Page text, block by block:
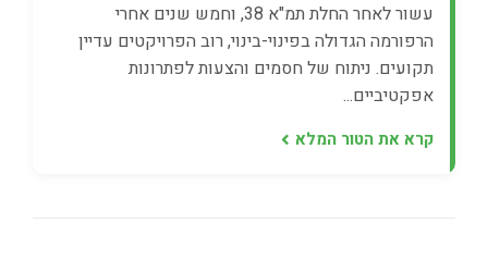
עשור לאחר החלת תמ"א 38, וחמש שנים אחרי
הרפורמה הגדולה בפינוי-בינוי, רוב הפרויקטים עדיין
תקועים. ניתוח של חסמים והצעות לפתרונות
אפקטיביים...
קרא את הטור המלא